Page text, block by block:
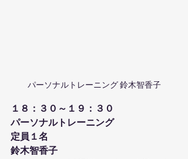
パーソナルトレーニング 鈴木智香子
１８：３０～１９：３０
パーソナルトレーニング
定員１名
鈴木智香子